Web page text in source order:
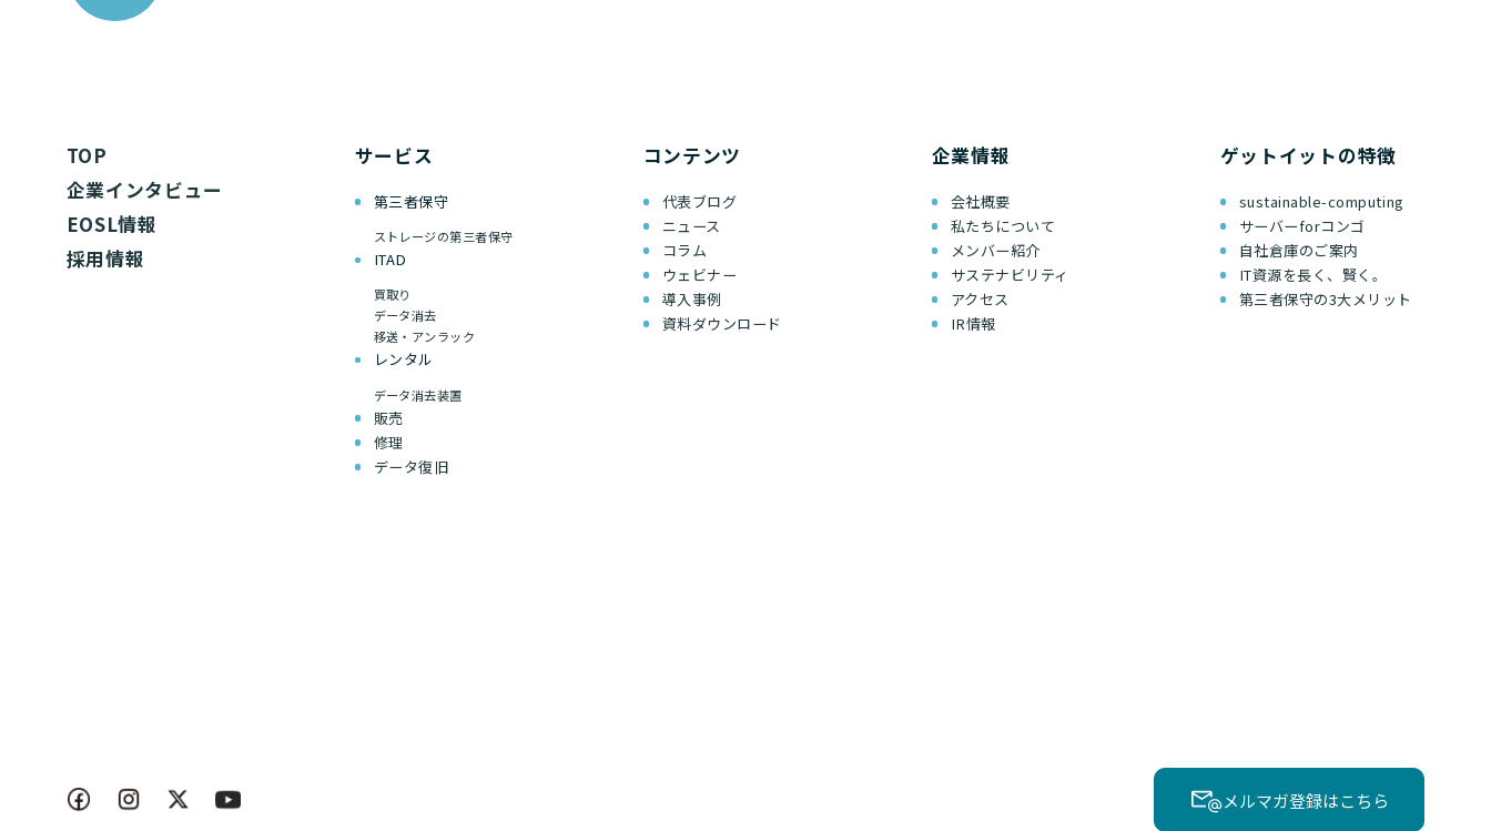
TOP
企業インタビュー
EOSL情報
採用情報
サービス
第三者保守
ストレージの第三者保守
ITAD
買取り
データ消去
移送・アンラック
レンタル
データ消去装置
販売
修理
データ復旧
コンテンツ
代表ブログ
ニュース
コラム
ウェビナー
導入事例
資料ダウンロード
企業情報
会社概要
私たちについて
メンバー紹介
サステナビリティ
アクセス
IR情報
ゲットイットの特徴
sustainable-computing
サーバーforコンゴ
自社倉庫のご案内
IT資源を長く、賢く。
第三者保守の3大メリット
メルマガ登録はこちら